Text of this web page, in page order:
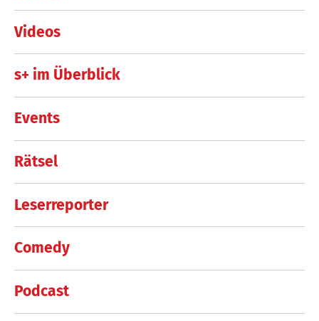
Videos
s+ im Überblick
Events
Rätsel
Leserreporter
Comedy
Podcast